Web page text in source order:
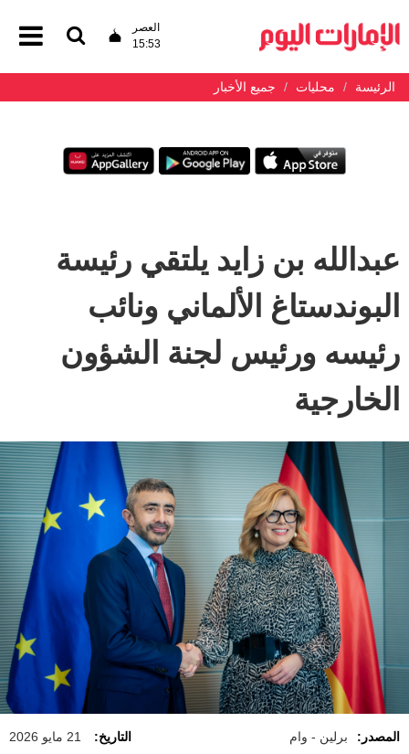
العصر
15:53
الرئيسة محليات جميع الأخبار
عبدالله بن زايد يلتقي رئيسة
البوندستاغ الألماني ونائب
رئيسه ورئيس لجنة الشؤون
الخارجية
المصدر: برلين - وام التاريخ: 21 مايو 2026